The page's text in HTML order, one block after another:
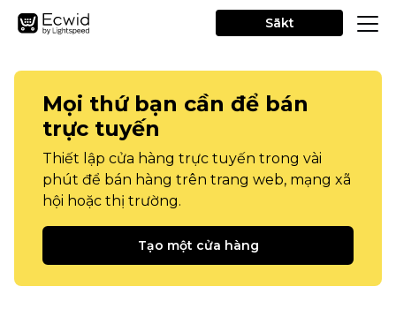
Sākt
Mọi thứ bạn cần để bán
trực tuyến
Thiết lập cửa hàng trực tuyến trong vài
phút để bán hàng trên trang web, mạng xã
hội hoặc thị trường.
Tạo một cửa hàng